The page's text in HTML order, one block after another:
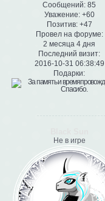
Сообщений: 85
Уважение: +60
Позитив: +47
Провел на форуме:
2 месяца 4 дня
Последний визит:
2016-10-31 06:38:49
Подарки:
Не в игре